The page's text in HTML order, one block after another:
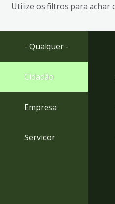
busca
Ir
rodapé
Utilize os filtros para achar
- Qualquer -
Cidadão
Empresa
Servidor